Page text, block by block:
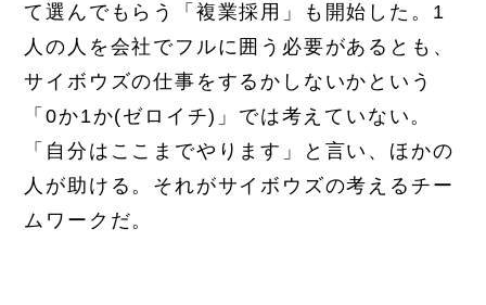
て選んでもらう「複業採用」も開始した。1
人の人を会社でフルに囲う必要があるとも、
サイボウズの仕事をするかしないかという
「0か1か(ゼロイチ)」では考えていない。
「自分はここまでやります」と言い、ほかの
人が助ける。それがサイボウズの考えるチー
ムワークだ。